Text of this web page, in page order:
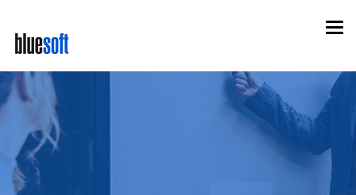
main
content